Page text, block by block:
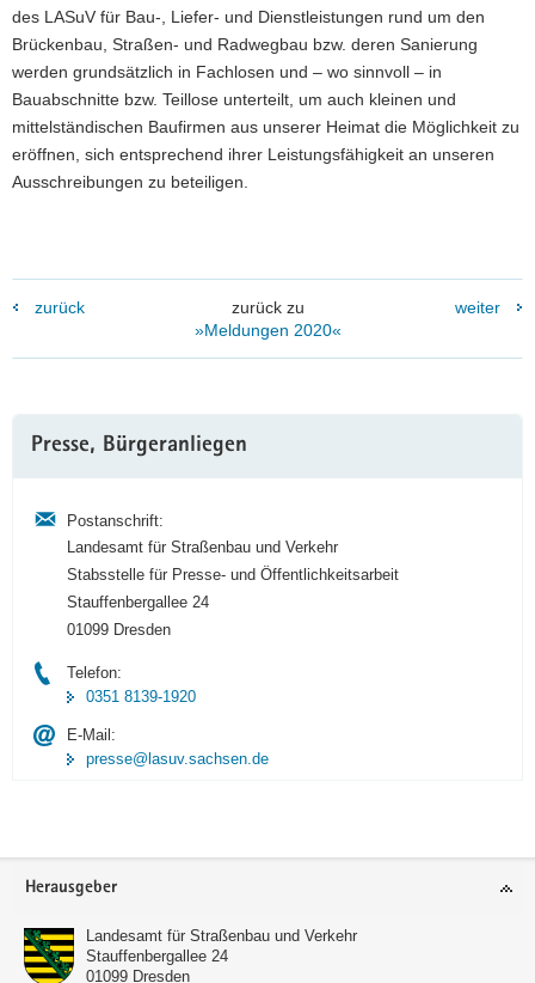
des LASuV für Bau-, Liefer- und Dienstleistungen rund um den
Brückenbau, Straßen- und Radwegbau bzw. deren Sanierung
werden grundsätzlich in Fachlosen und – wo sinnvoll – in
Bauabschnitte bzw. Teillose unterteilt, um auch kleinen und
mittelständischen Baufirmen aus unserer Heimat die Möglichkeit zu
eröffnen, sich entsprechend ihrer Leistungsfähigkeit an unseren
Ausschreibungen zu beteiligen.
zurück
zurück zu
»Meldungen 2020«
weiter
Information
Presse, Bürgeranliegen
Postanschrift:
Landesamt für Straßenbau und Verkehr
Stabsstelle für Presse- und Öffentlichkeitsarbeit
Stauffenbergallee 24
01099 Dresden
Telefon:
0351 8139-1920
E-Mail:
presse@lasuv.sachsen.de
Footer-
Herausgeber
Landesamt für Straßenbau und Verkehr
Stauffenbergallee 24
01099 Dresden